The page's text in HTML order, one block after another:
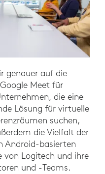
genauer auf die
Meet für
die eine
Lösung für virtuelle
suchen,
die Vielfalt der
Android-basierten
von Logitech und ihre
und -Teams.